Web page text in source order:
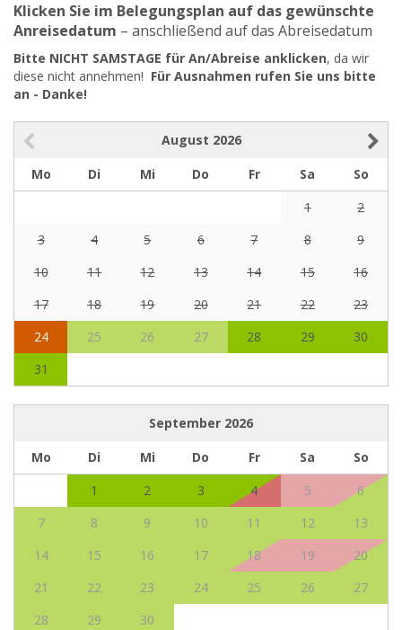
Klicken Sie im Belegungsplan auf das gewünschte
Anreisedatum – anschließend auf das Abreisedatum
Bitte NICHT SAMSTAGE für An/Abreise anklicken, da wir
diese nicht annehmen! Für Ausnahmen rufen Sie uns bitte
an - Danke!
August 2026
Mo
Di Mi Do Fr Sa
So
1
2
3
4 5 6 7 8
9
10
11 12 13 14 15
16
17
18 19 20 21 22
23
24
25 26 27 28 29
30
31
September 2026
Mo
Di Mi Do Fr Sa
So
1
2 3 4 5
6
7
8 9 10 11 12
13
14
15 16 17 18 19
20
21
22 23 24 25 26
27
28
29 30